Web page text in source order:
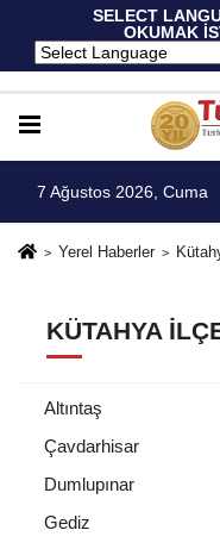
SELECT
OKUMAK
7 Ağustos 2026, Cuma
Yerel Haberler
KÜTAHYA
Altıntaş
Çavdarhisar
Dumlupınar
Gediz